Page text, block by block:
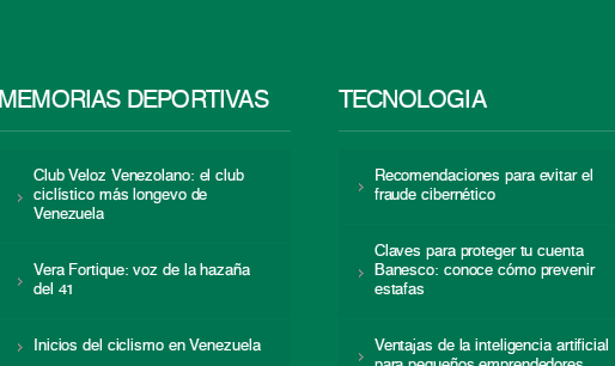
MEMORIAS DEPORTIVAS
Club Veloz Venezolano: el club
ciclístico más longevo de
Venezuela
Vera Fortique: voz de la hazaña
del 41
Inicios del ciclismo en Venezuela
TECNOLOGÍA
Recomendaciones para evitar el
fraude cibernético
Claves para proteger tu cuenta
Banesco: conoce cómo prevenir
estafas
Ventajas de la inteligencia artificial